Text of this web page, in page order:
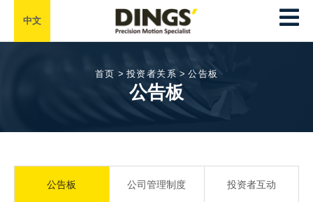
中文
首页 > 投资者关系 > 公告板
公告板
公告板 公司管理制度 投资者互动